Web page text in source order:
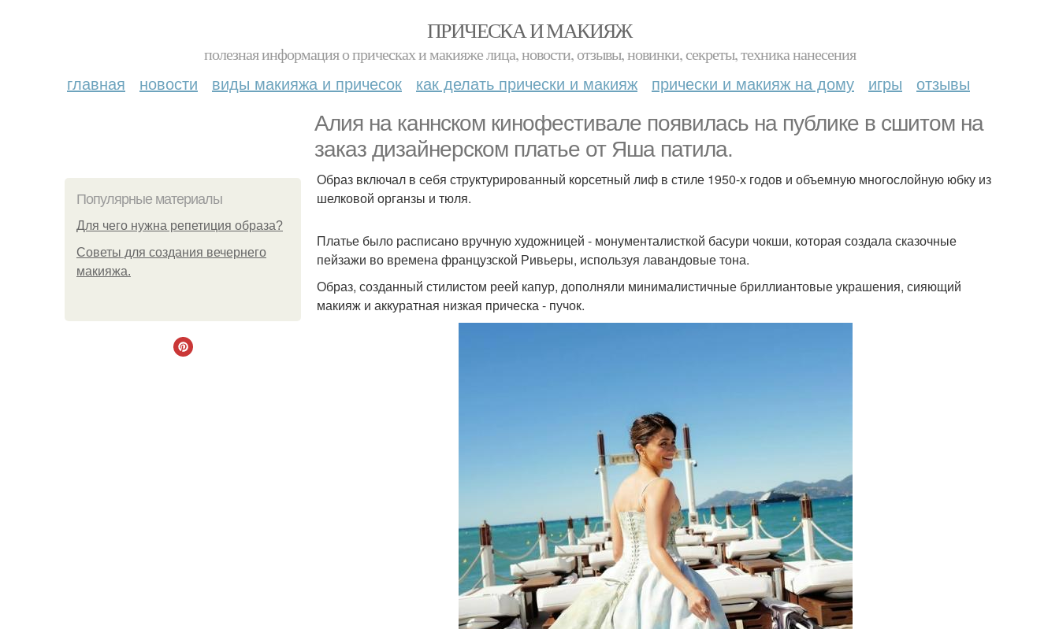
ПРИЧЕСКА И МАКИЯЖ
полезная информация о прическах и макияже лица, новости, отзывы, новинки, секреты, техника нанесения
главная новости виды макияжа и причесок как делать прически и макияж прически и макияж на дому игры отзывы
Алия на каннском кинофестивале появилась на публике в сшитом на
заказ дизайнерском платье от Яша патила.
Популярные материалы
Для чего нужна репетиция образа?
Советы для создания вечернего
макияжа.
Образ включал в себя структурированный корсетный лиф в стиле 1950-х годов и объемную многослойную юбку из
шелковой органзы и тюля.
Платье было расписано вручную художницей - монументалисткой басури чокши, которая создала сказочные
пейзажи во времена французской Ривьеры, используя лавандовые тона.
Образ, созданный стилистом реей капур, дополняли минималистичные бриллиантовые украшения, сияющий
макияж и аккуратная низкая прическа - пучок.